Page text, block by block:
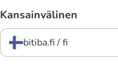
Kansainvälinen
bitiba.fi / fi